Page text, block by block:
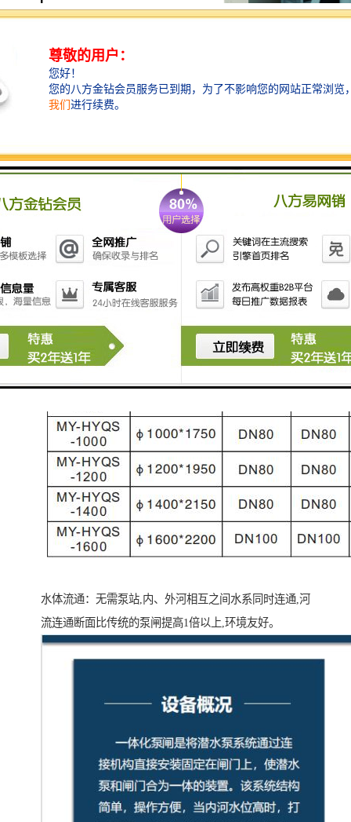
项目管理：闸门、水泵等设施由同一个供应商供应,在出
厂前都是会进行联合校准,而且铭源会给予从售前到售后
的全程大力支持,避免管理难度。
水体流通：无需泵站,内、外河相互之间水系同时连通,河
流连通断面比传统的泵闸提高1倍以上,环境友好。